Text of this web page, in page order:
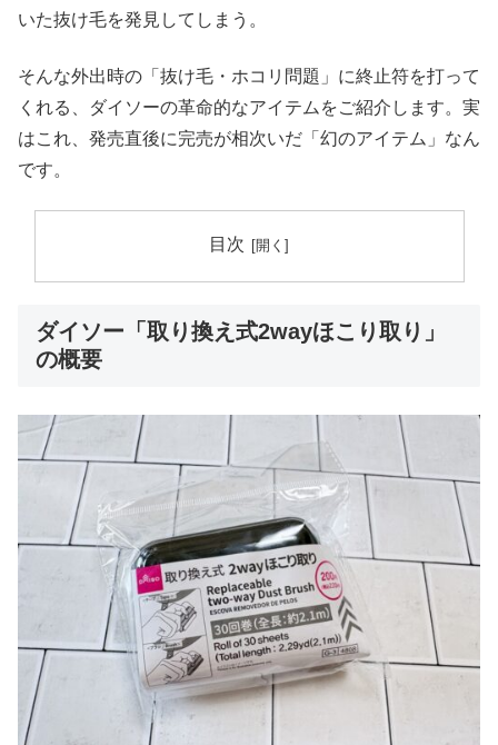
いた抜け毛を発見してしまう。
そんな外出時の「抜け毛・ホコリ問題」に終止符を打って
くれる、ダイソーの革命的なアイテムをご紹介します。実
はこれ、発売直後に完売が相次いだ「幻のアイテム」なん
です。
目次
ダイソー「取り換え式2wayほこり取り」
の概要